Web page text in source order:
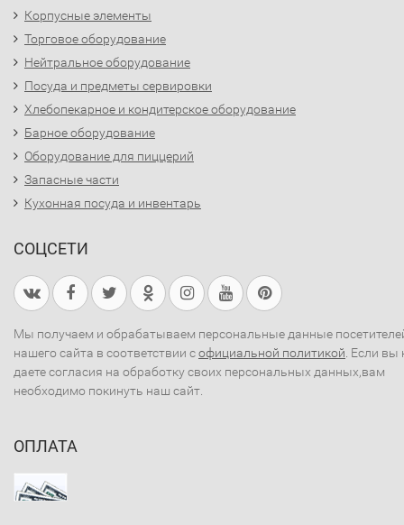
Корпусные элементы
Торговое оборудование
Нейтральное оборудование
Посуда и предметы сервировки
Хлебопекарное и кондитерское оборудование
Барное оборудование
Оборудование для пиццерий
Запасные части
Кухонная посуда и инвентарь
СОЦСЕТИ
Мы получаем и обрабатываем персональные данные
нашего сайта в соответствии софициальной политикой . Если вы
даете согласия на обработку своих персональных данных,вам
необходимо покинуть наш сайт.
ОПЛАТА